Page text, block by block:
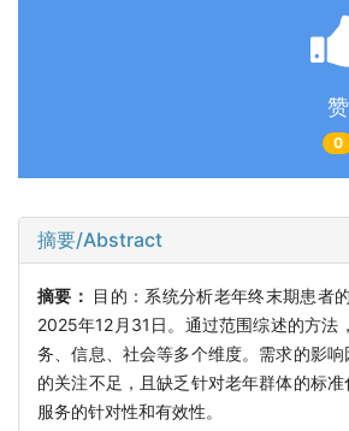
赞
0
摘要/Abstract
摘要： 目的：系统分析老年终末期患者
2025年12月31日。通过范围综述的方法
务、信息、社会等多个维度。需求的影
的关注不足，且缺乏针对老年群体的标
服务的针对性和有效性。